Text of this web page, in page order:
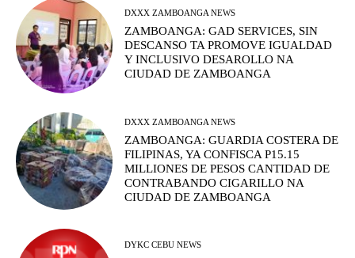
DXXX ZAMBOANGA NEWS
ZAMBOANGA: GAD SERVICES, SIN
DESCANSO TA PROMOVE IGUALDAD
Y INCLUSIVO DESAROLLO NA
CIUDAD DE ZAMBOANGA
DXXX ZAMBOANGA NEWS
ZAMBOANGA: GUARDIA COSTERA DE
FILIPINAS, YA CONFISCA P15.15
MILLIONES DE PESOS CANTIDAD DE
CONTRABANDO CIGARILLO NA
CIUDAD DE ZAMBOANGA
DYKC CEBU NEWS